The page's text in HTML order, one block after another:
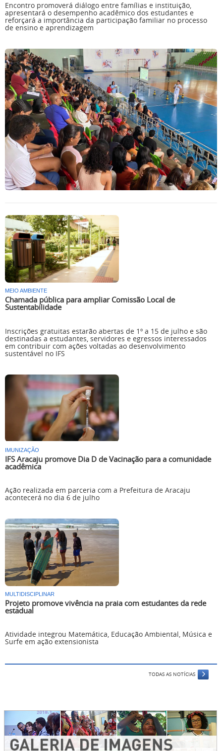
Encontro promoverá diálogo entre famílias e instituição,
apresentará o desempenho acadêmico dos estudantes e
reforçará a importância da participação familiar no processo
de ensino e aprendizagem
MEIO AMBIENTE
Chamada pública para ampliar Comissão Local de
Sustentabilidade
Inscrições gratuitas estarão abertas de 1º a 15 de julho e são
destinadas a estudantes, servidores e egressos interessados
em contribuir com ações voltadas ao desenvolvimento
sustentável no IFS
IMUNIZAÇÃO
IFS Aracaju promove Dia D de Vacinação para a comunidade
acadêmica
Ação realizada em parceria com a Prefeitura de Aracaju
acontecerá no dia 6 de julho
MULTIDISCIPLINAR
Projeto promove vivência na praia com estudantes da rede
estadual
Atividade integrou Matemática, Educação Ambiental, Música e
Surfe em ação extensionista
TODAS AS NOTÍCIAS